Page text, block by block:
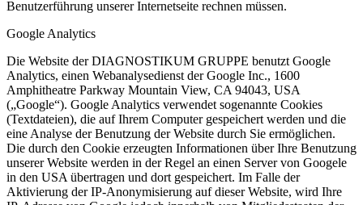
Benutzerführung unserer Internetseite rechnen müssen.
Google Analytics
Die Website der DIAGNOSTIKUM GRUPPE benutzt Google
Analytics, einen Webanalysedienst der Google Inc., 1600
Amphitheatre Parkway Mountain View, CA 94043, USA
(„Google“). Google Analytics verwendet sogenannte Cookies
(Textdateien), die auf Ihrem Computer gespeichert werden und die
eine Analyse der Benutzung der Website durch Sie ermöglichen.
Die durch den Cookie erzeugten Informationen über Ihre Benutzung
unserer Website werden in der Regel an einen Server von Googele
in den USA übertragen und dort gespeichert. Im Falle der
Aktivierung der IP-Anonymisierung auf dieser Website, wird Ihre